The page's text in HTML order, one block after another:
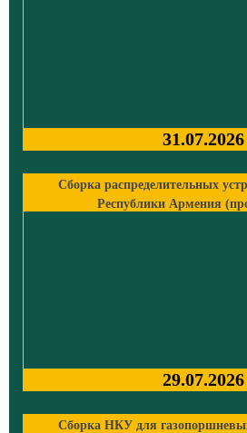
31.07.2026
Сборка распределительных
Республики Армения
29.07.2026
Сборка НКУ для